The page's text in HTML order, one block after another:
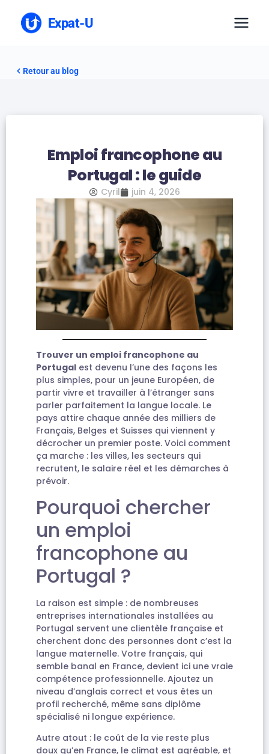
Expat-U
Retour au blog
Emploi francophone au
Portugal : le guide
Cyril juin 4, 2026
Trouver un emploi francophone au
Portugal est devenu l’une des façons les
plus simples, pour un jeune Européen, de
partir vivre et travailler à l’étranger sans
parler parfaitement la langue locale. Le
pays attire chaque année des milliers de
Français, Belges et Suisses qui viennent y
décrocher un premier poste. Voici comment
ça marche : les villes, les secteurs qui
recrutent, le salaire réel et les démarches à
prévoir.
Pourquoi chercher
un emploi
francophone au
Portugal ?
La raison est simple : de nombreuses
entreprises internationales installées au
Portugal servent une clientèle française et
cherchent donc des personnes dont c’est la
langue maternelle. Votre français, qui
semble banal en France, devient ici une vraie
compétence professionnelle. Ajoutez un
niveau d’anglais correct et vous êtes un
profil recherché, même sans diplôme
spécialisé ni longue expérience.
Autre atout : le coût de la vie reste plus
doux qu’en France, le climat est agréable, et